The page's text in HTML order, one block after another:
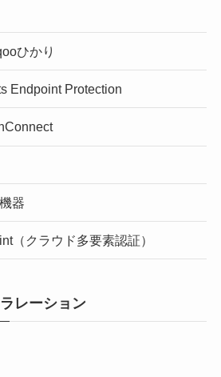
ひかり
Endpoint Protection
器
（クラウド多要素認証）
レーション